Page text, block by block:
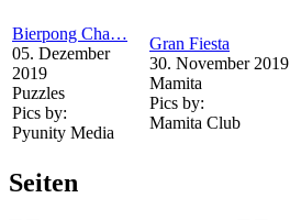
Bierpong Cha…
05. Dezember
2019
Puzzles
Pics by:
Pyunity Media
Gran Fiesta
30. November 2019
Mamita
Pics by:
Mamita Club
Seiten